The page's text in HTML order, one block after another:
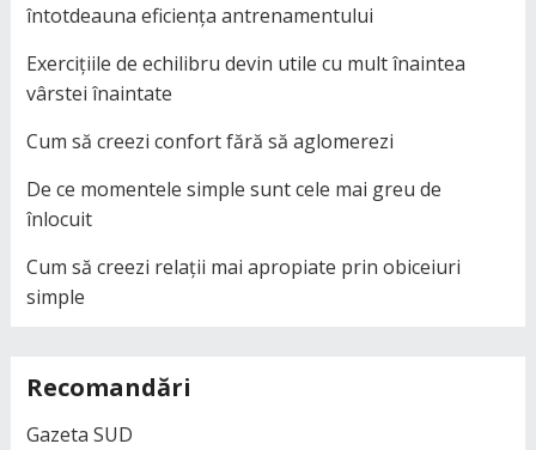
întotdeauna eficiența antrenamentului
Exercițiile de echilibru devin utile cu mult înaintea
vârstei înaintate
Cum să creezi confort fără să aglomerezi
De ce momentele simple sunt cele mai greu de
înlocuit
Cum să creezi relații mai apropiate prin obiceiuri
simple
Recomandări
Gazeta SUD